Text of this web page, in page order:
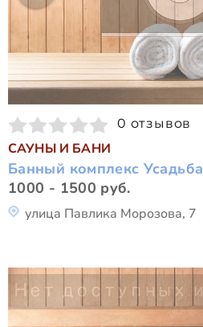
0 отзывов
САУНЫ И БАНИ
Банный комплекс Усадьба
1000 - 1500 руб.
улица Павлика Морозова, 7